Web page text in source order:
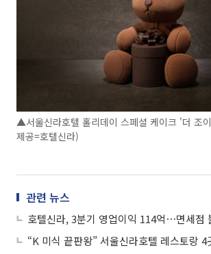
▲서울신라호텔 홀리데이 스페셜 케이크 '더 조
제공=호텔신라)
관련 뉴스